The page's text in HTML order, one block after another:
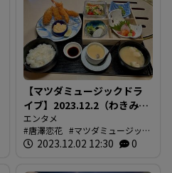
【マツダミュージックドラ
イブ】2023.12.2（わきみず
亭）
エンタメ
唐澤恋花
マツダミュージック
ドライブ
2023.12.02 12:30 0